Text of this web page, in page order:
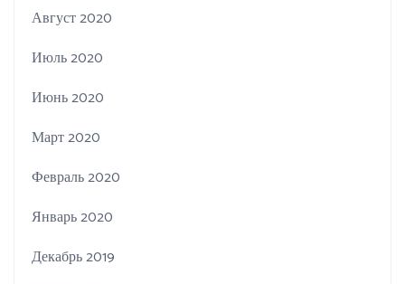
Август 2020
Июль 2020
Июнь 2020
Март 2020
Февраль 2020
Январь 2020
Декабрь 2019